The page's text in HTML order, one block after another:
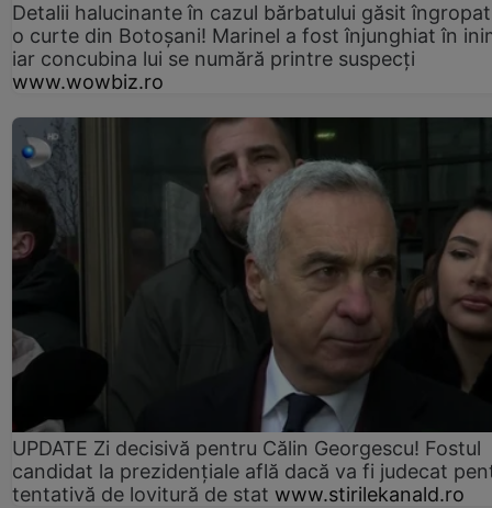
Detalii halucinante în cazul bărbatului găsit
o curte din Botoșani! Marinel a fost înjunghiat în
iar concubina lui se numără printre suspecți
www.wowbiz.ro
UPDATE Zi decisivă pentru Călin Georgescu! Fostul
candidat la prezidențiale află dacă va fi judecat
tentativă de lovitură de stat www.stirilekanald.ro